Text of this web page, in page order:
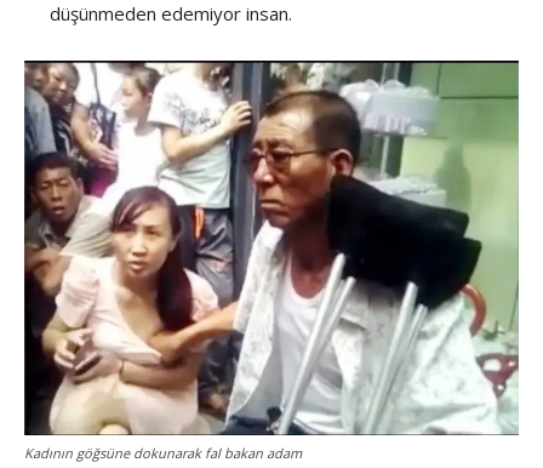
düşünmeden edemiyor insan.
Kadının göğsüne dokunarak fal bakan adam